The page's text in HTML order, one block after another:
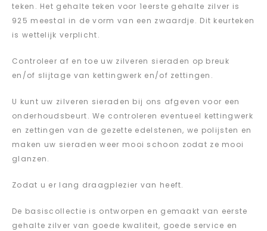
teken. Het gehalte teken voor 1eerste gehalte zilver is
925 meestal in de vorm van een zwaardje. Dit keurteken
is wettelijk verplicht.
Controleer af en toe uw zilveren sieraden op breuk
en/of slijtage van kettingwerk en/of zettingen.
U kunt uw zilveren sieraden bij ons afgeven voor een
onderhoudsbeurt. We controleren eventueel kettingwerk
en zettingen van de gezette edelstenen, we polijsten en
maken uw sieraden weer mooi schoon zodat ze mooi
glanzen.
Zodat u er lang draagplezier van heeft.
De basiscollectie is ontworpen en gemaakt van eerste
gehalte zilver van goede kwaliteit, goede service en